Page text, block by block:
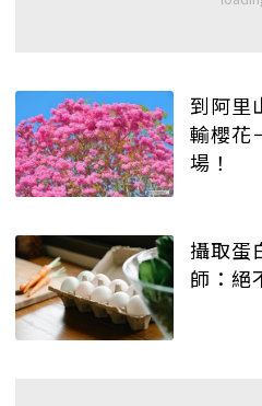
到阿里
輸櫻花
場！
攝取蛋
師：絕